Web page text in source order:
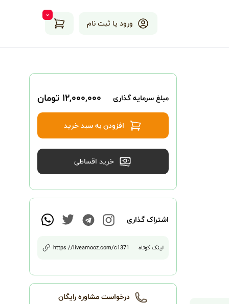
ورود یا ثبت نام
۰
مبلغ سرمایه گذاری ۱۲,۰۰۰,۰۰۰ تومان
افزودن به سبد خرید
خرید اقساطی
اشتراک گذاری
لینک کوتاه https://liveamooz.com/c1371
درخواست مشاوره رایگان